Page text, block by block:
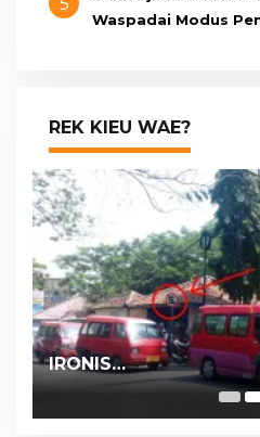
Waspadai Modus
REK KIEU WAE?
IRONIS…